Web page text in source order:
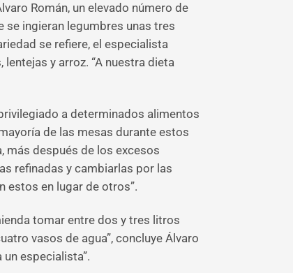
Román, un elevado número de
se ingieran legumbres unas tres
se refiere, el especialista
y arroz. “A nuestra dieta
a determinados alimentos
de las mesas durante estos
más después de los excesos
refinadas y cambiarlas por las
estos en lugar de otros”.
tomar entre dos y tres litros
vasos de agua”, concluye Álvaro
especialista”.